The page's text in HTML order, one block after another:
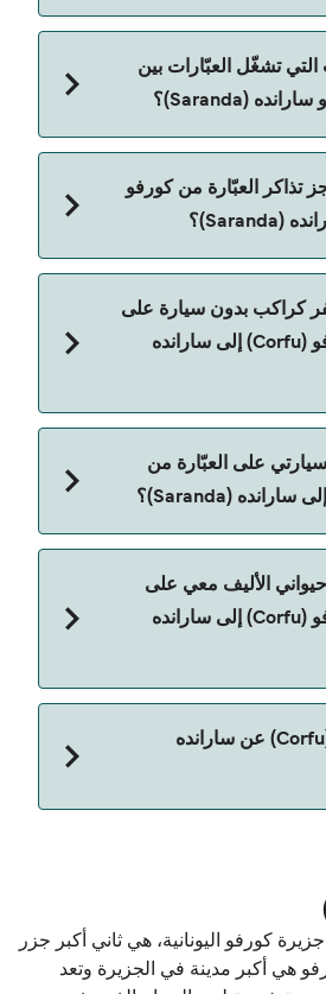
يختلف حسب الموسم. متوسط سعر الرحلة هو 688٫57
تشغّل العبّارات بين
تذاكر العبّارة من كورفو
أحدث التخفيضات.
كراكب بدون سيارة على
العبّارة من كورفو (Corfu) إلى سارانده
على العبّارة من
بالركوب على العبّارة من كورفو
الأليف معي على
العبّارة من كورفو (Corfu) إلى سارانده
كم تبعد كورفو (Corfu) عن سارانده
كورفو اليونانية، هي ثاني أكبر جزر
هي أكبر مدينة في الجزيرة وتعد